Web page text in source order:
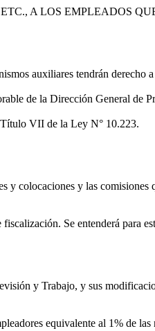
A LOS EMPLEADOS
auxiliares tendrán derecho
de la Dirección General de
Título VII de la Ley N° 10.223.
y colocaciones y las comisiones
Se entenderá para
y Trabajo, y sus
equivalente al 1% de las